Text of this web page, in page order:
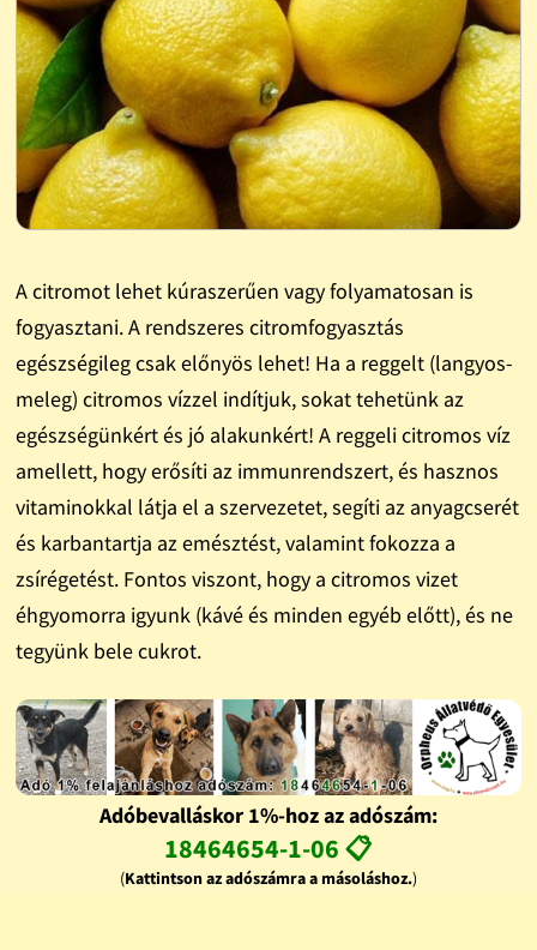
A citromot lehet kúraszerűen vagy folyamatosan is
fogyasztani. A rendszeres citromfogyasztás
egészségileg csak előnyös lehet! Ha a reggelt (langyos-
meleg) citromos vízzel indítjuk, sokat tehetünk az
egészségünkért és jó alakunkért! A reggeli citromos víz
amellett, hogy erősíti az immunrendszert, és hasznos
vitaminokkal látja el a szervezetet, segíti az anyagcserét
és karbantartja az emésztést, valamint fokozza a
zsírégetést. Fontos viszont, hogy a citromos vizet
éhgyomorra igyunk (kávé és minden egyéb előtt), és ne
tegyünk bele cukrot.
Adóbevalláskor 1%-hoz az adószám:
18464654-1-06 📋
(Kattintson az adószámra a másoláshoz.)